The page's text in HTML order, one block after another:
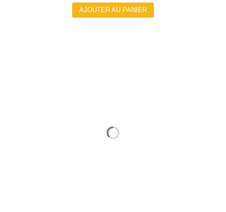
AJOUTER AU PANIER